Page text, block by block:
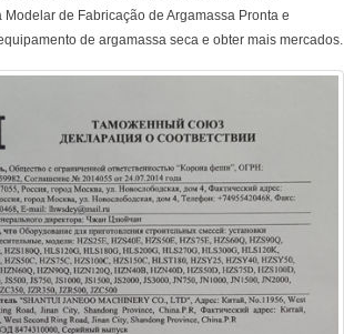
de Fabricação de Argamassa Pronta e
de argamassa seca e obter mais mercados.